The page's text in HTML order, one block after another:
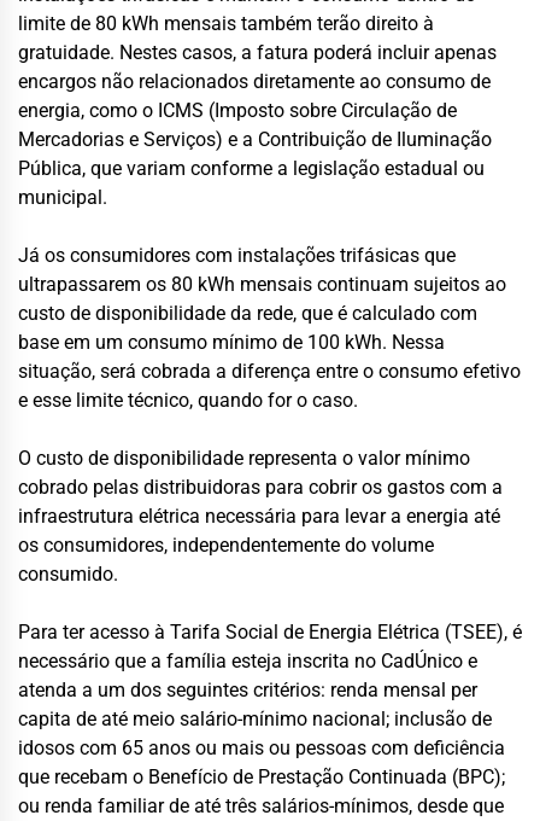
limite de 80 kWh mensais também terão direito à
gratuidade. Nestes casos, a fatura poderá incluir apenas
encargos não relacionados diretamente ao consumo de
energia, como o ICMS (Imposto sobre Circulação de
Mercadorias e Serviços) e a Contribuição de Iluminação
Pública, que variam conforme a legislação estadual ou
municipal.
Já os consumidores com instalações trifásicas que
ultrapassarem os 80 kWh mensais continuam sujeitos ao
custo de disponibilidade da rede, que é calculado com
base em um consumo mínimo de 100 kWh. Nessa
situação, será cobrada a diferença entre o consumo efetivo
e esse limite técnico, quando for o caso.
O custo de disponibilidade representa o valor mínimo
cobrado pelas distribuidoras para cobrir os gastos com a
infraestrutura elétrica necessária para levar a energia até
os consumidores, independentemente do volume
consumido.
Para ter acesso à Tarifa Social de Energia Elétrica (TSEE), é
necessário que a família esteja inscrita no CadÚnico e
atenda a um dos seguintes critérios: renda mensal per
capita de até meio salário-mínimo nacional; inclusão de
idosos com 65 anos ou mais ou pessoas com deficiência
que recebam o Benefício de Prestação Continuada (BPC);
ou renda familiar de até três salários-mínimos, desde que